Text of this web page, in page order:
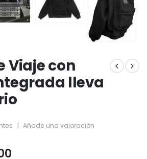
Viaje con
lleva
| Añade una valoración
El